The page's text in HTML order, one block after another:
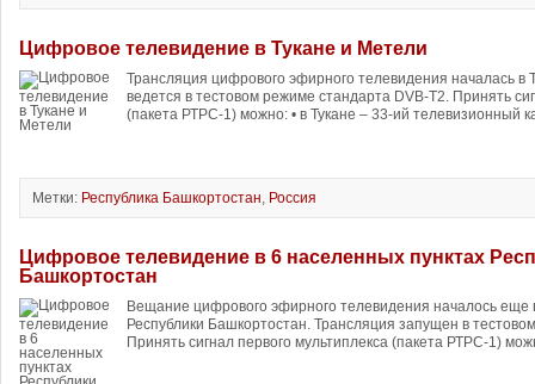
Цифровое телевидение в Тукане и Метели
Трансляция цифрового эфирного телевидения началась
ведется в тестовом режиме стандарта DVB-T2. Принять
(пакета РТРС-1) можно: • в Тукане – 33-ий телевизионный
Метки: Республика Башкортостан, Россия
Цифровое телевидение в 6 населенных пунктах
Башкортостан
Вещание цифрового эфирного телевидения началось еще
Республики Башкортостан. Трансляция запущен в
Принять сигнал первого мультиплекса (пакета РТРС-1)